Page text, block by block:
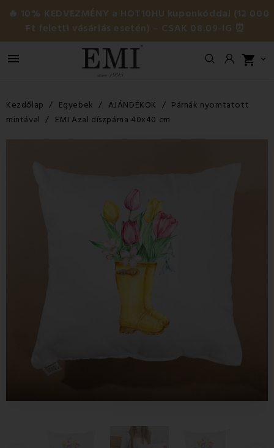
🔥 10% KEDVEZMÉNY a HOT10HU kuponkóddal (12 000
Ft feletti vásárlás esetén) – CSAK 08.09-IG ⏰
 shopping_cart 
Kezdőlap Egyebek AJÁNDÉKOK
Párnák nyomtatott
mintával
EMI Azal díszpárna 40x40 cm